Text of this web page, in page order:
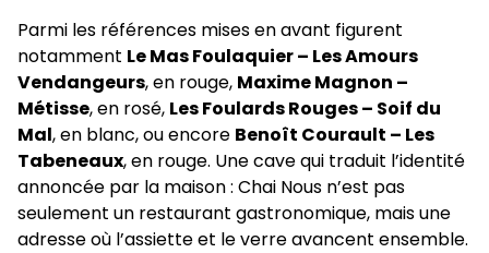
Parmi les références mises en avant figurent
notamment Le Mas Foulaquier – Les Amours
Vendangeurs, en rouge, Maxime Magnon –
Métisse, en rosé, Les Foulards Rouges – Soif du
Mal, en blanc, ou encore Benoît Courault – Les
Tabeneaux, en rouge. Une cave qui traduit l’identité
annoncée par la maison : Chai Nous n’est pas
seulement un restaurant gastronomique, mais une
adresse où l’assiette et le verre avancent ensemble.